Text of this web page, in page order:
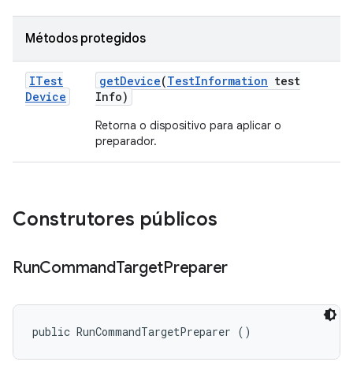
Métodos protegidos
ITest
Device
getDevice(TestInformation test
Info)
Retorna o dispositivo para aplicar o
preparador.
Construtores públicos
RunCommandTargetPreparer
public RunCommandTargetPreparer ()